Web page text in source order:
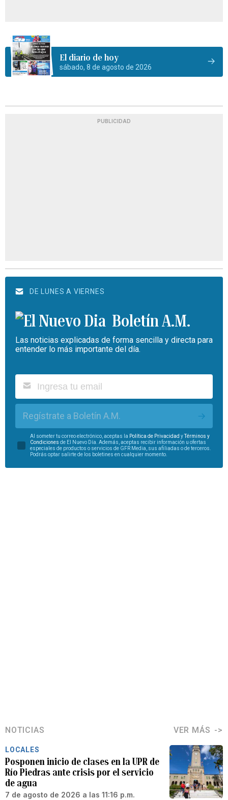
El diario de hoy
sábado, 8 de agosto de 2026
PUBLICIDAD
DE LUNES A VIERNES
Boletín A.M.
Las noticias explicadas de forma sencilla y directa para
entender lo más importante del día.
Regístrate a Boletín A.M.
Al someter tu correo electrónico, aceptas la Política de Privacidad yTérminos y
Condiciones de El Nuevo Día. Además, aceptas recibir información u ofertas
especiales de productos o servicios de GFR Media, sus afiliadas o de terceros.
Podrás optar salirte de los boletines en cualquier momento.
NOTICIAS VER MÁS
LOCALES
Posponen inicio de clases en la UPR de
Río Piedras ante crisis por el servicio
de agua
7 de agosto de 2026 a las 11:16 p.m.